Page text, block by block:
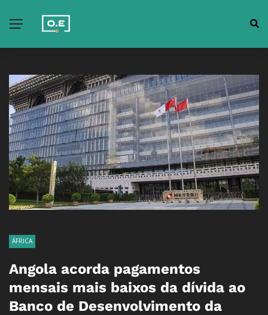
ÁFRICA
Angola acorda pagamentos
mensais mais baixos da dívida ao
Banco de Desenvolvimento da